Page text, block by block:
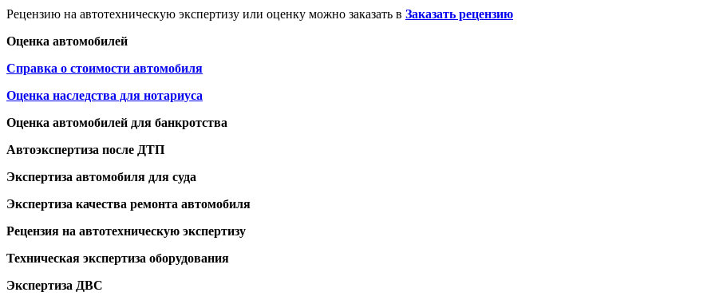
Рецензию на автотехническую экспертизу или оценку можно заказать в Заказать рецензию
Оценка автомобилей
Справка о стоимости автомобиля
Оценка наследства для нотариуса
Оценка автомобилей для банкротства
Автоэкспертиза после ДТП
Экспертиза автомобиля для суда
Экспертиза качества ремонта автомобиля
Рецензия на автотехническую экспертизу
Техническая экспертиза оборудования
Экспертиза ДВС